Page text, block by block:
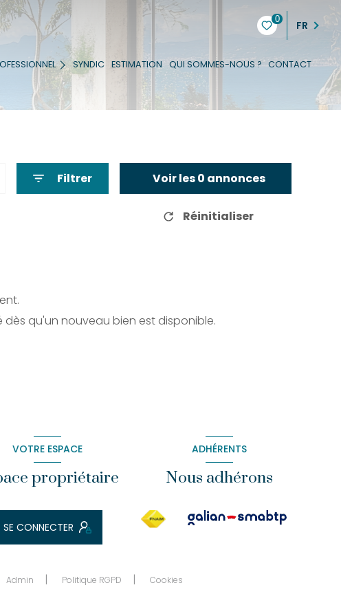
0 FR
SYNDIC ESTIMATION QUI SOMMES-NOUS ? CONTACT
Filtrer Voir les0 annonces
Réinitialiser
qu'un nouveau bien est disponible.
VOTRE ESPACE
propriétaire
SE CONNECTER
ADHÉRENTS
Nous adhérons
Admin Politique RGPD Cookies